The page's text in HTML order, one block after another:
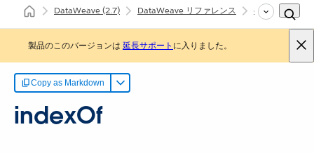
DataWeave(2.7) DataWeave リファレンス dw::Core
製品のこのバージョンは 延長サポート に入りました。
Copy as Markdown
indexOf